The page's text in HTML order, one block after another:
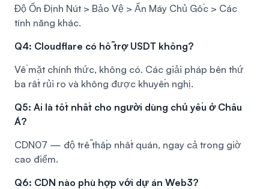
Độ Ổn Định Nút > Bảo Vệ > Ẩn Máy Chủ Gốc > Các
tính năng khác.
Q4: Cloudflare có hỗ trợ USDT không?
Về mặt chính thức, không có. Các giải pháp bên thứ
ba rất rủi ro và không được khuyến nghị.
Q5: Ai là tốt nhất cho người dùng chủ yếu ở Châu
Á?
CDN07 — độ trễ thấp nhất quán, ngay cả trong giờ
cao điểm.
Q6: CDN nào phù hợp với dự án Web3?